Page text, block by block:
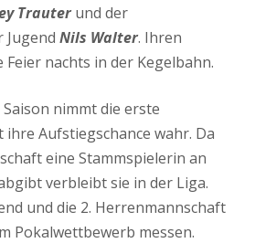
Trauterund der
Jugend Nils Walter. Ihren
nachts in der Kegelbahn.
nimmt die erste
ihre Aufstiegschance wahr. Da
eine Stammspielerin an
verbleibt sie in der Liga.
und die 2. Herrenmannschaft
Pokalwettbewerb messen.